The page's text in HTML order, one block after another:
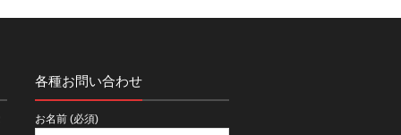
各種お問い合わせ
お名前 (必須)